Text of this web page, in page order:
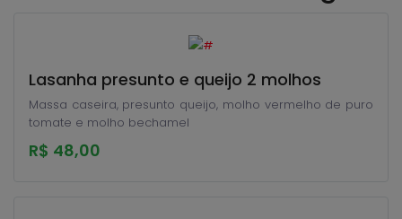
Lasanha presunto e queijo 2 molhos
Massa caseira, presunto queijo, molho vermelho de puro
tomate e molho bechamel
R$ 48,00